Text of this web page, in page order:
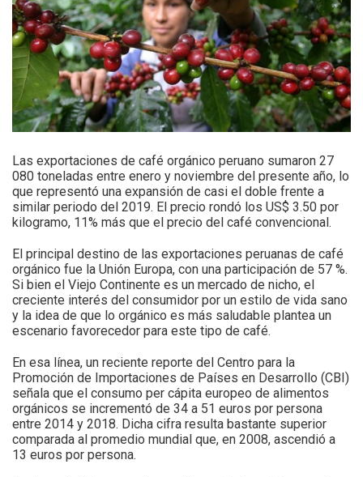
Las exportaciones de café orgánico peruano sumaron 27
080 toneladas entre enero y noviembre del presente año, lo
que representó una expansión de casi el doble frente a
similar periodo del 2019. El precio rondó los US$ 3.50 por
kilogramo, 11% más que el precio del café convencional.
El principal destino de las exportaciones peruanas de café
orgánico fue la Unión Europa, con una participación de 57 %.
Si bien el Viejo Continente es un mercado de nicho, el
creciente interés del consumidor por un estilo de vida sano
y la idea de que lo orgánico es más saludable plantea un
escenario favorecedor para este tipo de café.
En esa línea, un reciente reporte del Centro para la
Promoción de Importaciones de Países en Desarrollo (CBI)
señala que el consumo per cápita europeo de alimentos
orgánicos se incrementó de 34 a 51 euros por persona
entre 2014 y 2018. Dicha cifra resulta bastante superior
comparada al promedio mundial que, en 2008, ascendió a
13 euros por persona.